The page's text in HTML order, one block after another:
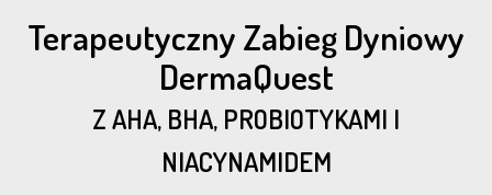
Terapeutyczny Zabieg Dyniowy
DermaQuest
Z AHA, BHA, PROBIOTYKAMI I
NIACYNAMIDEM